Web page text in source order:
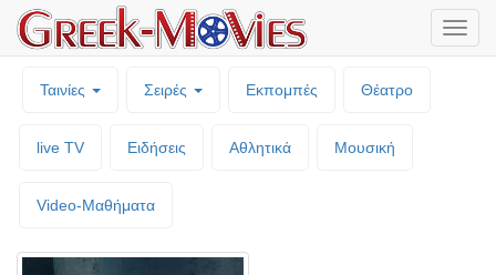
Ταινίες Σειρές Εκπομπές Θέατρο
live TV Ειδήσεις Αθλητικά Μουσική
Video-Mαθήματα